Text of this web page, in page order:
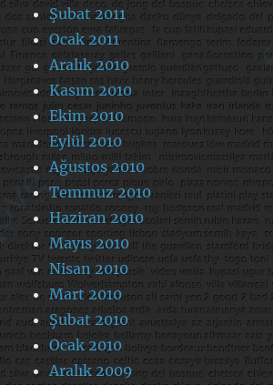
Şubat 2011
Ocak 2011
Aralık 2010
Kasım 2010
Ekim 2010
Eylül 2010
Ağustos 2010
Temmuz 2010
Haziran 2010
Mayıs 2010
Nisan 2010
Mart 2010
Şubat 2010
Ocak 2010
Aralık 2009